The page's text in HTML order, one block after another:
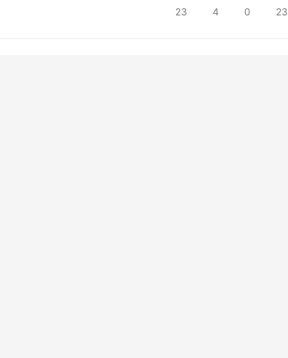
见的材质：1、evaeva属于硬泡沫，多数用在制
23 4 0 23